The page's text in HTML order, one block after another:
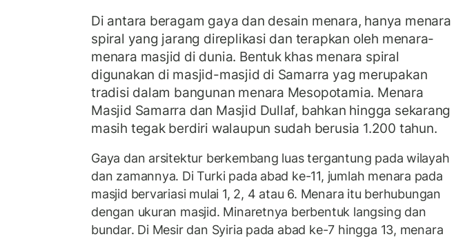
Di antara beragam gaya dan desain menara, hanya menara
spiral yang jarang direplikasi dan terapkan oleh menara-
menara masjid di dunia. Bentuk khas menara spiral
digunakan di masjid-masjid di Samarra yag merupakan
tradisi dalam bangunan menara Mesopotamia. Menara
Masjid Samarra dan Masjid Dullaf, bahkan hingga sekarang
masih tegak berdiri walaupun sudah berusia 1.200 tahun.
Gaya dan arsitektur berkembang luas tergantung pada wilayah
dan zamannya. Di Turki pada abad ke-11, jumlah menara pada
masjid bervariasi mulai 1, 2, 4 atau 6. Menara itu berhubungan
dengan ukuran masjid. Minaretnya berbentuk langsing dan
bundar. Di Mesir dan Syiria pada abad ke-7 hingga 13, menara